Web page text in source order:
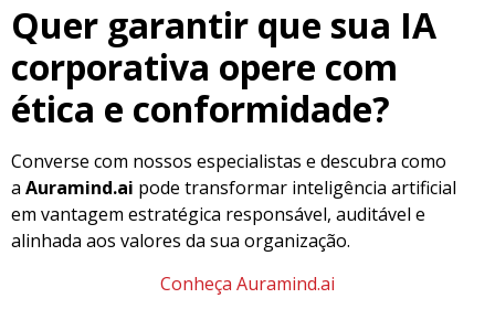
Quer garantir que sua IA
corporativa opere com
ética e conformidade?
Converse com nossos especialistas e descubra como
a Auramind.ai pode transformar inteligência artificial
em vantagem estratégica responsável, auditável e
alinhada aos valores da sua organização.
Conheça Auramind.ai